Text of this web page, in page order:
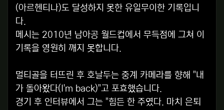
(아르헨티나)도 달성하지 못한 유일무이한 기록입니
다.
메시는 2010년 남아공 월드컵에서 무득점에 그쳐 이
기록을 영원히 깨지 못합니다.
멀티골을 터뜨린 후 호날두는 중계 카메라를 향해 "내
가 돌아왔다(I'm back)"고 포효했습니다.
경기 후 인터뷰에서 그는 "힘든 한 주였다. 마치 은퇴